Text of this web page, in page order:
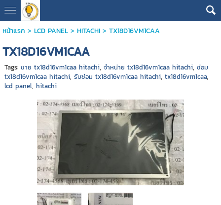
หน้าแรก > LCD PANEL> HITACHI> TX18D16VM1CAA
TX18D16VM1CAA
Tags: ขาย tx18d16vm1caa hitachi, จำหน่าย tx18d16vm1caa hitachi, ซ่อม
tx18d16vm1caa hitachi, รับซ่อม tx18d16vm1caa hitachi, tx18d16vm1caa,
lcd panel, hitachi